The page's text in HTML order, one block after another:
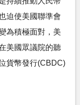
迫使美國聯準會
為積極面對，美
美國眾議院的聽
貨幣發行(CBDC)